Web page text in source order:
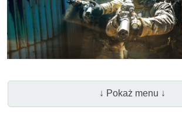
↓ Pokaż menu ↓